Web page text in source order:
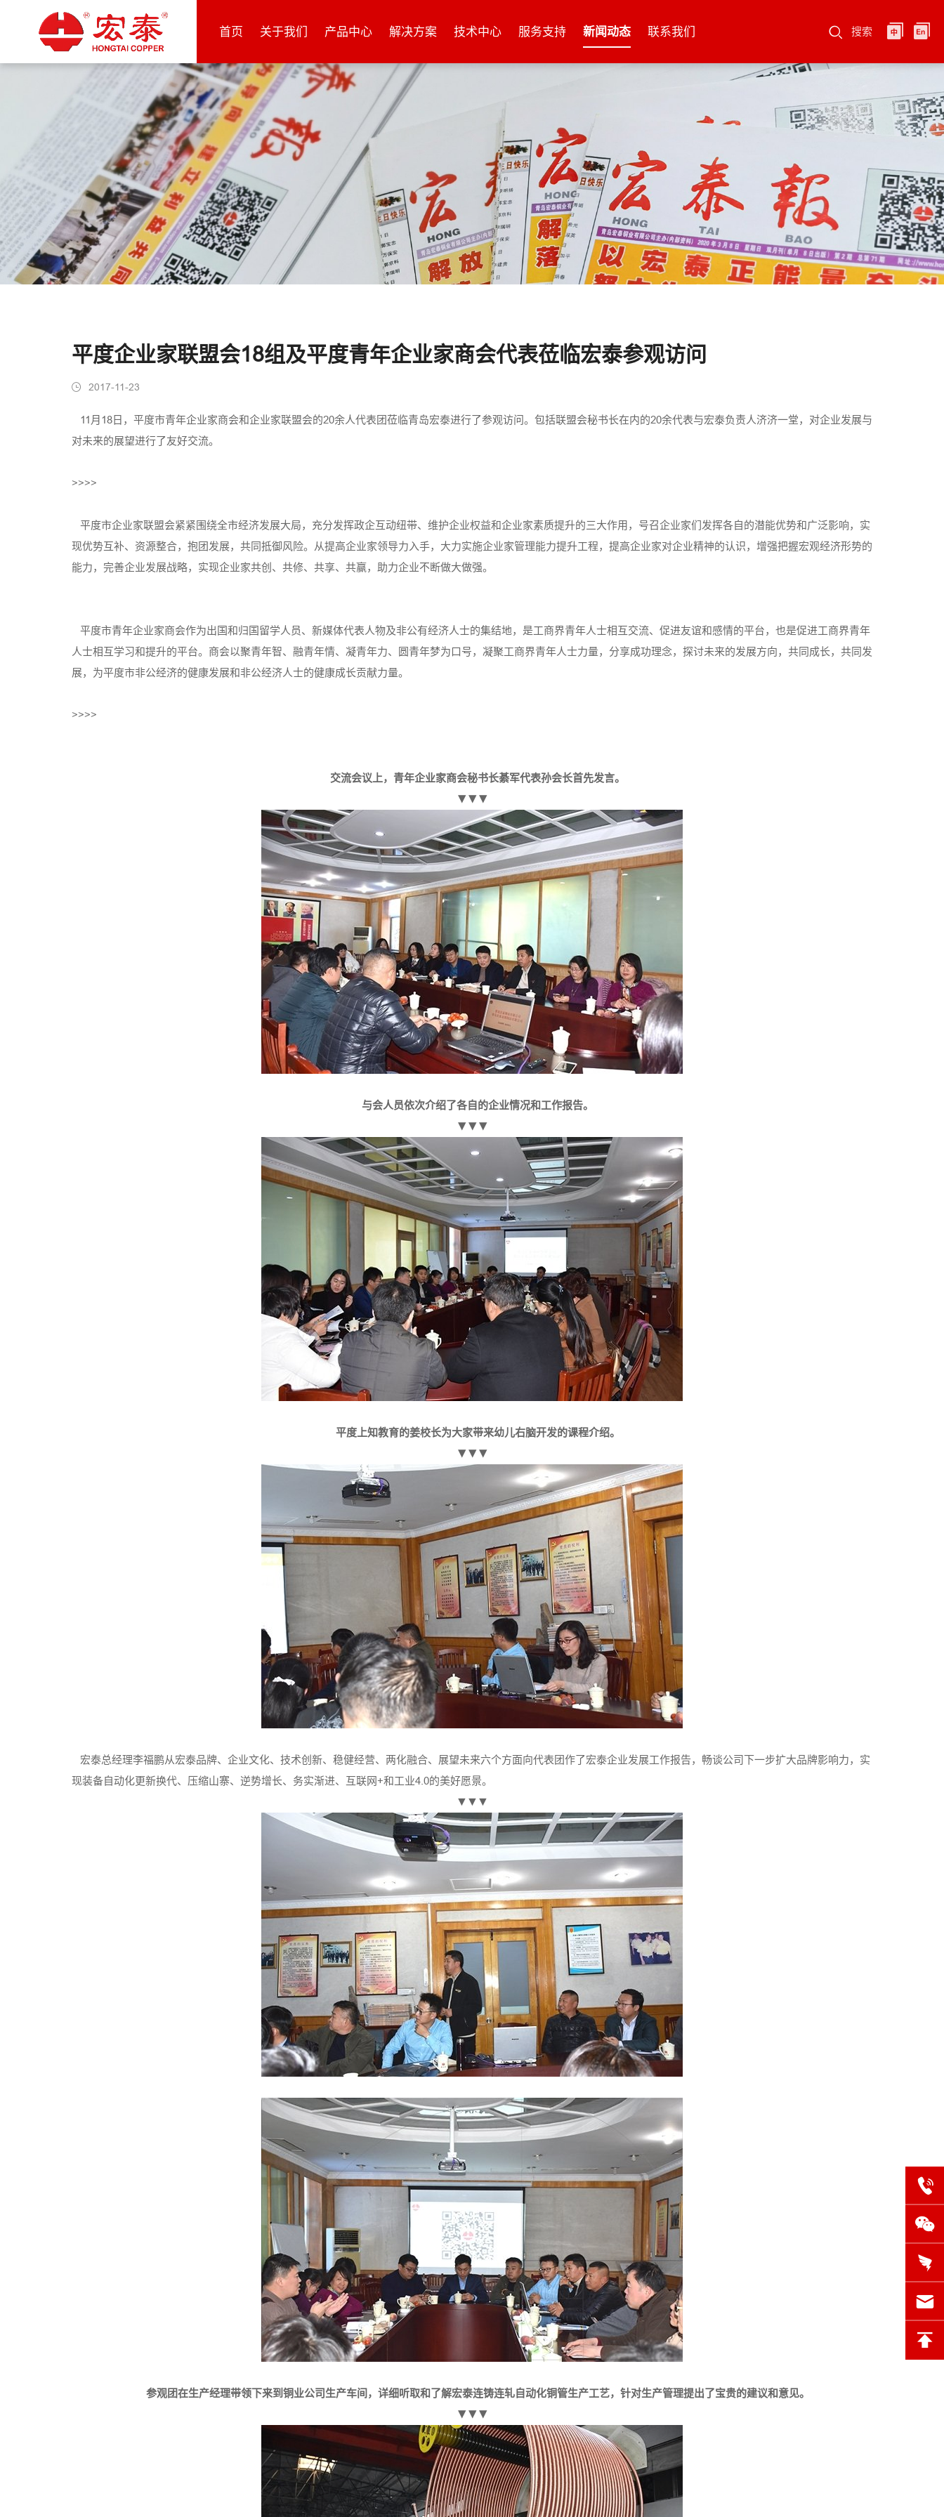
搜索
首页 关于我们 产品中心 解决方案 技术中心 服务支持 新闻动态 联系我们
平度企业家联盟会18组及平度青年企业家商会代表莅临宏泰参观访问
2017-11-23
11月18日，平度市青年企业家商会和企业家联盟会的20余人代表团莅临青岛宏泰进行了参观访问。包括联盟会秘书长在内的20余代表与宏泰负责人济济一堂，对企业发展与
对未来的展望进行了友好交流。
>>>>
平度市企业家联盟会紧紧围绕全市经济发展大局，充分发挥政企互动纽带、维护企业权益和企业家素质提升的三大作用，号召企业家们发挥各自的潜能优势和广泛影响，实
现优势互补、资源整合，抱团发展，共同抵御风险。从提高企业家领导力入手，大力实施企业家管理能力提升工程，提高企业家对企业精神的认识，增强把握宏观经济形势的
能力，完善企业发展战略，实现企业家共创、共修、共享、共赢，助力企业不断做大做强。
平度市青年企业家商会作为出国和归国留学人员、新媒体代表人物及非公有经济人士的集结地，是工商界青年人士相互交流、促进友谊和感情的平台，也是促进工商界青年
人士相互学习和提升的平台。商会以聚青年智、融青年情、凝青年力、圆青年梦为口号，凝聚工商界青年人士力量，分享成功理念，探讨未来的发展方向，共同成长，共同发
展，为平度市非公经济的健康发展和非公经济人士的健康成长贡献力量。
>>>>
交流会议上，青年企业家商会秘书长綦军代表孙会长首先发言。
▼▼▼
与会人员依次介绍了各自的企业情况和工作报告。
▼▼▼
平度上知教育的姜校长为大家带来幼儿右脑开发的课程介绍。
▼▼▼
宏泰总经理李福鹏从宏泰品牌、企业文化、技术创新、稳健经营、两化融合、展望未来六个方面向代表团作了宏泰企业发展工作报告，畅谈公司下一步扩大品牌影响力，实
现装备自动化更新换代、压缩山寨、逆势增长、务实渐进、互联网+和工业4.0的美好愿景。
▼▼▼
参观团在生产经理带领下来到铜业公司生产车间，详细听取和了解宏泰连铸连轧自动化铜管生产工艺，针对生产管理提出了宝贵的建议和意见。
▼▼▼